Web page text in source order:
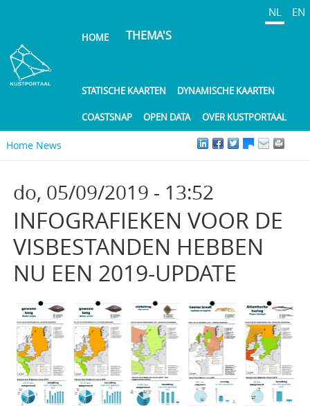
de
inhoud
gaan
NL EN
HOME THEMA'S
STATISCHE KAARTEN DYNAMISCHE KAARTEN
COASTSNAP OPEN DATA OVER KUSTPORTAAL
Home News
do, 05/09/2019 - 13:52
INFOGRAFIEKEN VOOR DE
VISBESTANDEN HEBBEN
NU EEN 2019-UPDATE